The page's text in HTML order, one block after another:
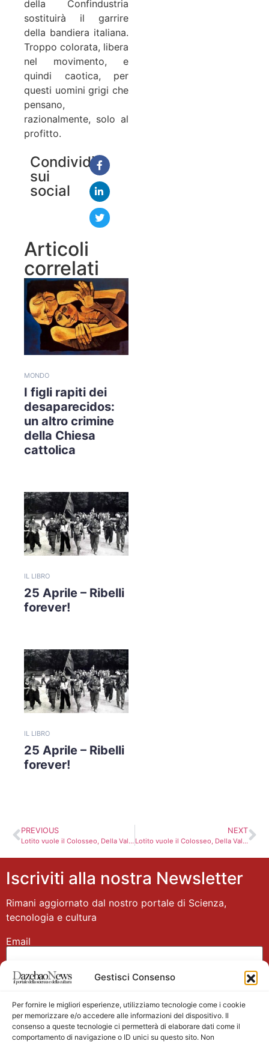
Gestisci Consenso
Per fornire le migliori esperienze, utilizziamo tecnologie come i cookie
per memorizzare e/o accedere alle informazioni del dispositivo. Il
consenso a queste tecnologie ci permetterà di elaborare dati come il
comportamento di navigazione o ID unici su questo sito. Non
della Confindustria
sostituirà il garrire
della bandiera italiana.
Troppo colorata, libera
nel movimento, e
quindi caotica, per
questi uomini grigi che
pensano,
razionalmente, solo al
profitto.
Condividi
sui
social
Articoli
correlati
MONDO
I figli rapiti dei
desaparecidos:
un altro crimine
della Chiesa
cattolica
IL LIBRO
25 Aprile – Ribelli
forever!
IL LIBRO
25 Aprile – Ribelli
forever!
PREVIOUS
Lotito vuole il Colosseo, Della Valle ce l’ha già… ma non appartiene più agli italiani?
NEXT
Lotito vuole il Colosseo, Della Valle ce l’ha già… ma non appartiene più agli italiani?
Iscriviti alla nostra Newsletter
Rimani aggiornato dal nostro portale di Scienza,
tecnologia e cultura
Email
Nome